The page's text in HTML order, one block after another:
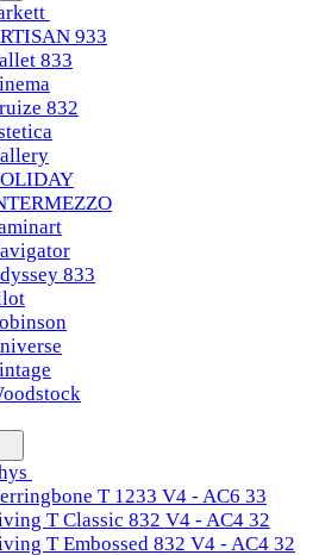
933
833
832
833
T 1233 V4 - AC6 33
T Classic 832 V4 - AC4 32
T Embossed 832 V4 - AC4 32